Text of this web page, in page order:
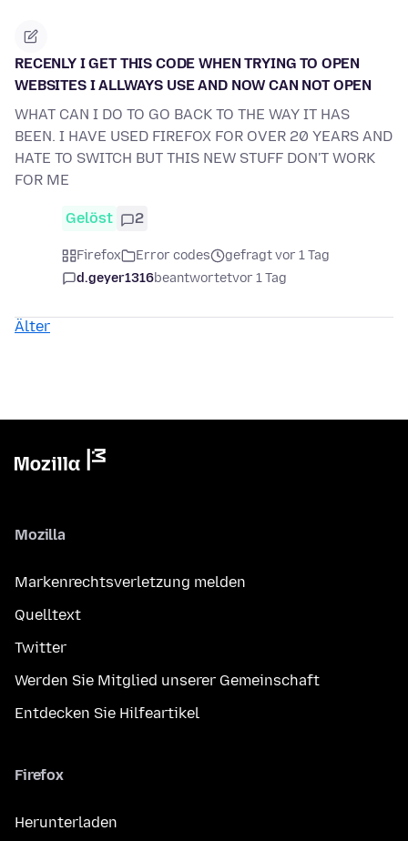
RECENLY I GET THIS CODE WHEN TRYING TO OPEN
WEBSITES I ALLWAYS USE AND NOW CAN NOT OPEN
WHAT CAN I DO TO GO BACK TO THE WAY IT HAS
BEEN. I HAVE USED FIREFOX FOR OVER 20 YEARS AND
HATE TO SWITCH BUT THIS NEW STUFF DON'T WORK
FOR ME
Gelöst 2
Firefox Error codes
gefragt vor 1 Tag
d.geyer1316beantwortetvor 1 Tag
Älter
Mozilla
Markenrechtsverletzung melden
Quelltext
Twitter
Werden Sie Mitglied unserer Gemeinschaft
Entdecken Sie Hilfeartikel
Firefox
Herunterladen